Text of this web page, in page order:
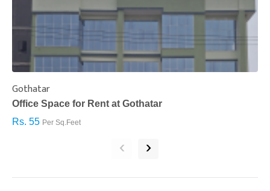
Gothatar
Office Space for Rent at Gothatar
Rs. 55 Per Sq.Feet
‹ ›